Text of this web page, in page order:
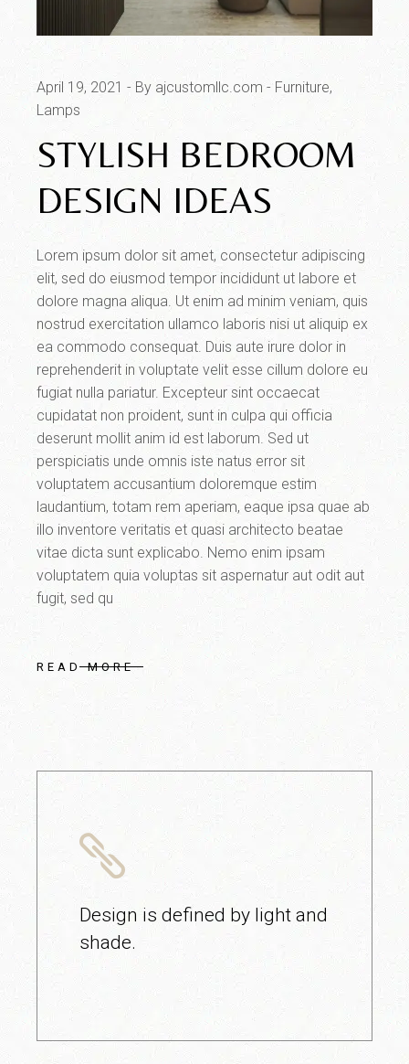
April 19, 2021 By ajcustomllc.com
Furniture
Lamps
STYLISH BEDROOM
DESIGN IDEAS
Lorem ipsum dolor sit amet, consectetur adipiscing
elit, sed do eiusmod tempor incididunt ut labore et
dolore magna aliqua. Ut enim ad minim veniam, quis
nostrud exercitation ullamco laboris nisi ut aliquip ex
ea commodo consequat. Duis aute irure dolor in
reprehenderit in voluptate velit esse cillum dolore eu
fugiat nulla pariatur. Excepteur sint occaecat
cupidatat non proident, sunt in culpa qui officia
deserunt mollit anim id est laborum. Sed ut
perspiciatis unde omnis iste natus error sit
voluptatem accusantium doloremque estim
laudantium, totam rem aperiam, eaque ipsa quae ab
illo inventore veritatis et quasi architecto beatae
vitae dicta sunt explicabo. Nemo enim ipsam
voluptatem quia voluptas sit aspernatur aut odit aut
fugit, sed qu
READ MORE
Design is defined by light and
shade.